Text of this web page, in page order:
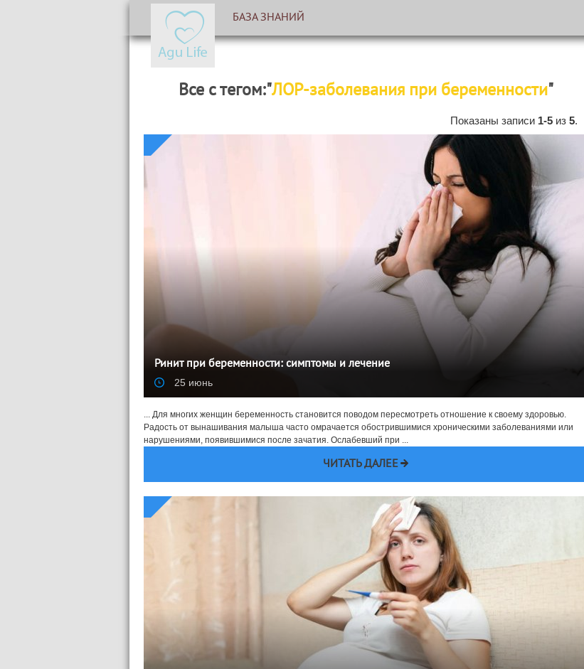
БАЗА ЗНАНИЙ
Все с тегом:"ЛОР-заболевания при беременности"
Показаны записи 1-5из 5.
Ринит при беременности: симптомы и лечение
25 июнь
... Для многих женщин беременность становится поводом пересмотреть отношение к своему здоровью.
Радость от вынашивания малыша часто омрачается обострившимися хроническими заболеваниями или
нарушениями, появившимися после зачатия. Ослабевший при ...
ЧИТАТЬ ДАЛЕЕ